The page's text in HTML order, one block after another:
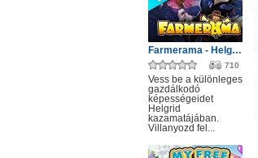
Farmerama - Helgrid utazása
710
Vess be a különleges
gazdálkodó
képességeidet
Helgrid
kazamatájában.
Villanyozd fel...